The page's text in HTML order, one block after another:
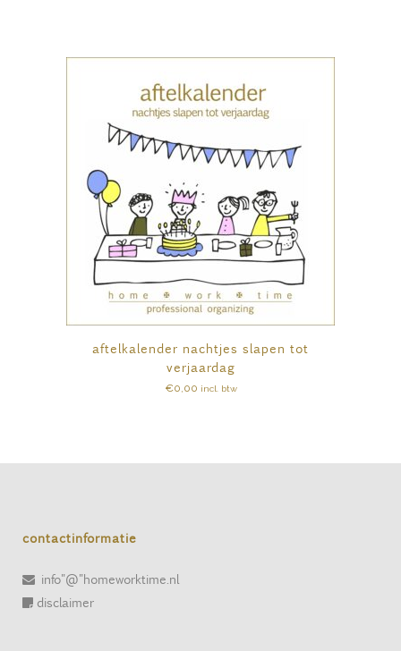
aftelkalender nachtjes slapen tot
verjaardag
€0,00 incl. btw
contactinformatie
info"@"homeworktime.nl
disclaimer